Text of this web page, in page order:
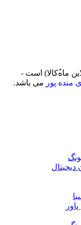
ماه‌‌‌‌‌‌ُکالا) است -
منده پور می باشد.